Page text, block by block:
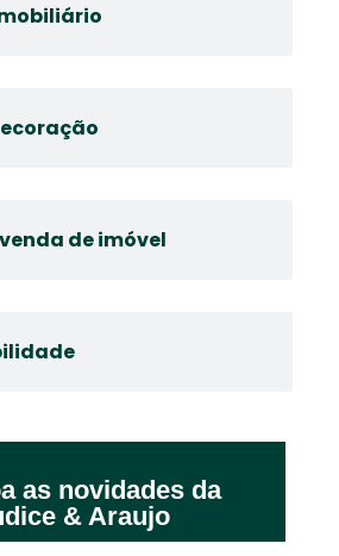
de imóvel
as novidades da
& Araujo